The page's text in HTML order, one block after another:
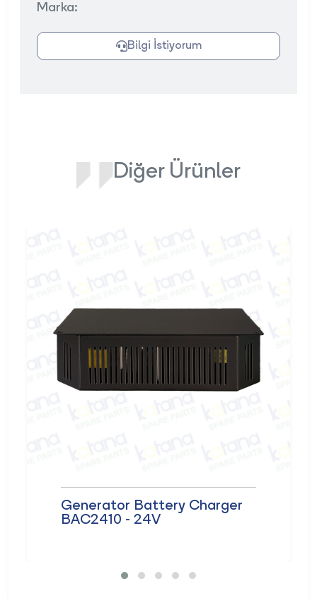
Marka:
Bilgi İstiyorum
Diğer Ürünler
Generator Battery Charger
BAC2410 - 24V